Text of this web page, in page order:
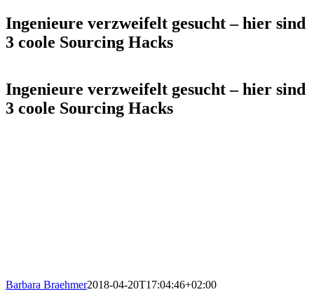
Ingenieure verzweifelt gesucht – hier sind
3 coole Sourcing Hacks
Ingenieure verzweifelt gesucht – hier sind
3 coole Sourcing Hacks
Barbara Braehmer2018-04-20T17:04:46+02:00